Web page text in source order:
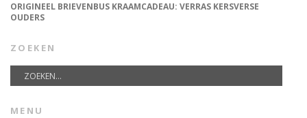
ORIGINEEL BRIEVENBUS KRAAMCADEAU: VERRAS KERSVERSE
OUDERS
ZOEKEN
MENU